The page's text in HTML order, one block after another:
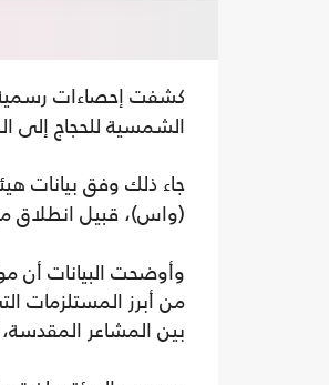
كشفت إحصاءات
الشمسية للحجاج إلى
جاء ذلك وفق بيانات
(واس)، قبيل انطلاق
وأوضحت البيانات أن
من أبرز المستلزمات
بين المشاعر المقدسة،